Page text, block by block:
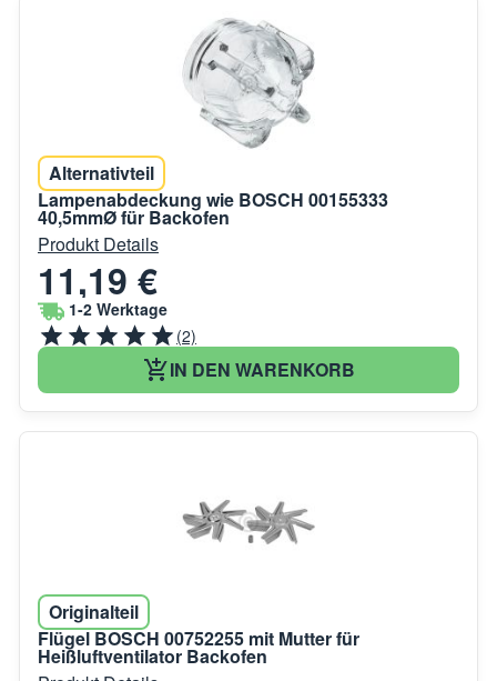
Alternativteil
Lampenabdeckung wie BOSCH 00155333
40,5mmØ für Backofen
Produkt Details
11,19 €
1-2 Werktage
(2)
IN DEN WARENKORB
Originalteil
Flügel BOSCH 00752255 mit Mutter für
Heißluftventilator Backofen